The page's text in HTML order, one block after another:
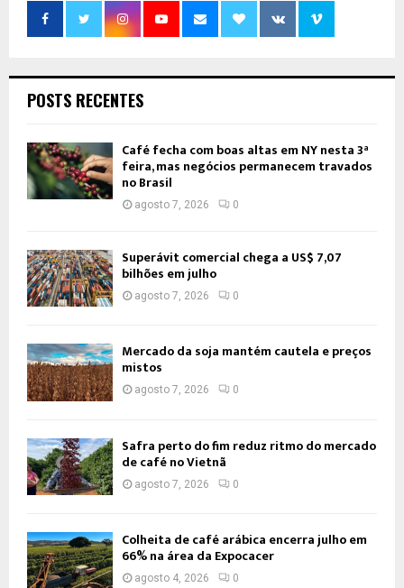
POSTS RECENTES
Café fecha com boas altas em NY nesta 3ª
feira, mas negócios permanecem travados
no Brasil
agosto 7, 2026 0
Superávit comercial chega a US$ 7,07
bilhões em julho
agosto 7, 2026 0
Mercado da soja mantém cautela e preços
mistos
agosto 7, 2026 0
Safra perto do fim reduz ritmo do mercado
de café no Vietnã
agosto 7, 2026 0
Colheita de café arábica encerra julho em
66% na área da Expocacer
agosto 4, 2026 0